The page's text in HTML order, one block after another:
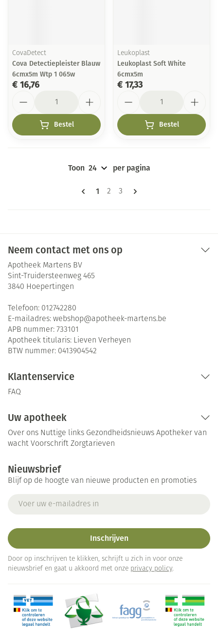
CovaDetect
Cova Detectiepleister Blauw
6cmx5m Wtp 1 065w
€ 16,76
Bestel
Leukoplast
Leukoplast Soft White
6cmx5m
€ 17,33
Bestel
Pagina's
U lees momenteel pagina
1 Pagina
2 Pagina
3
Toon per pagina
Neem contact met ons op
Apotheek Martens BV
Sint-Truidersteenweg 465
3840 Hoepertingen
Telefoon: 012742280
E-mailadres: webshop@apotheek-martens.be
APB nummer: 733101
Apotheek titularis: Lieven Verheyen
BTW nummer: 0413904542
Klantenservice
FAQ
Uw apotheek
Over ons Nuttige links Gezondheidsnieuws Apotheker van
wacht Voorschrift Zorgtarieven
Nieuwsbrief
Blijf op de hoogte van nieuwe producten en promoties
Inschrijven
Door op inschrijven te klikken, schrijft u zich in voor onze
nieuwsbrief en gaat u akkoord met onze privacy policy.